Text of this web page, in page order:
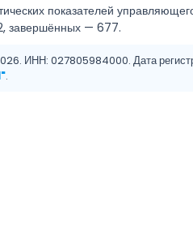
показателей
завершённых — 677.
ИНН: 027805984000. Дата
.